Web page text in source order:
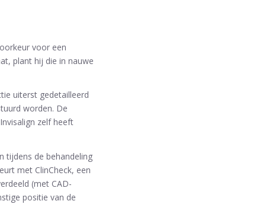
voor een
plant hij die in nauwe
uiterst gedetailleerd
worden. De
zelf heeft
tijdens de behandeling
met ClinCheck, een
(met CAD-
positie van de